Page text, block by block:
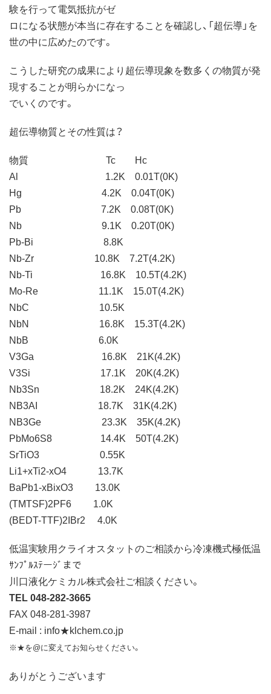
験を行って電気抵抗がゼ
ロになる状態が本当に存在することを確認し、「超伝導」を
世の中に広めたのです。
こうした研究の成果により超伝導現象を数多くの物質が発
現することが明らかになっ
でいくのです。
超伝導物質とその性質は？
物質 Tc Hc
Al 1.2K 0.01T(0K)
Hg 4.2K 0.04T(0K)
Pb 7.2K 0.08T(0K)
Nb 9.1K 0.20T(0K)
Pb-Bi 8.8K
Nb-Zr 10.8K 7.2T(4.2K)
Nb-Ti 16.8K 10.5T(4.2K)
Mo-Re 11.1K 15.0T(4.2K)
NbC 10.5K
NbN 16.8K 15.3T(4.2K)
NbB 6.0K
V3Ga 16.8K 21K(4.2K)
V3Si 17.1K 20K(4.2K)
Nb3Sn 18.2K 24K(4.2K)
NB3AI 18.7K 31K(4.2K)
NB3Ge 23.3K 35K(4.2K)
PbMo6S8 14.4K 50T(4.2K)
SrTiO3 0.55K
Li1+xTi2-xO4 13.7K
BaPb1-xBixO3 13.0K
(TMTSF)2PF6 1.0K
(BEDT-TTF)2IBr2 4.0K
低温実験用クライオスタットのご相談から冷凍機式極低温
ｻﾝﾌﾟﾙｽﾃーｼﾞまで
川口液化ケミカル株式会社ご相談ください。
TEL 048-282-3665
FAX 048-281-3987
E-mail : info★klchem.co.jp
※★を@に変えてお知らせください。
ありがとうございます